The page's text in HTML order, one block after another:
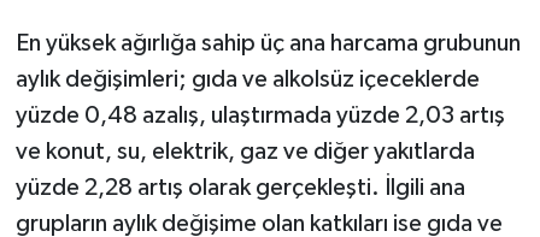
En yüksek ağırlığa sahip üç ana harcama grubunun
aylık değişimleri; gıda ve alkolsüz içeceklerde
yüzde 0,48 azalış, ulaştırmada yüzde 2,03 artış
ve konut, su, elektrik, gaz ve diğer yakıtlarda
yüzde 2,28 artış olarak gerçekleşti. İlgili ana
grupların aylık değişime olan katkıları ise gıda ve